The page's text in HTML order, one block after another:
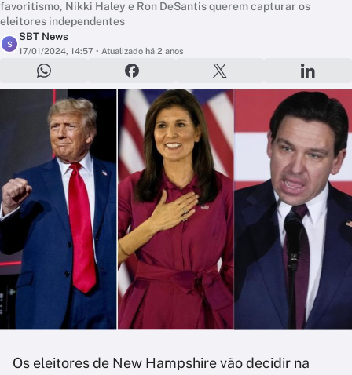
favoritismo, Nikki Haley e Ron DeSantis querem capturar os
eleitores independentes
S
SBT News
17/01/2024, 14:57 • Atualizado há 2 anos
Os eleitores de New Hampshire vão decidir na